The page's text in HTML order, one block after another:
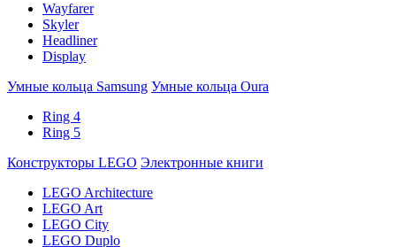
Wayfarer
Skyler
Headliner
Display
Умные кольца Samsung Умные кольца Oura
Ring 4
Ring 5
Конструкторы LEGO Электронные книги
LEGO Architecture
LEGO Art
LEGO City
LEGO Duplo